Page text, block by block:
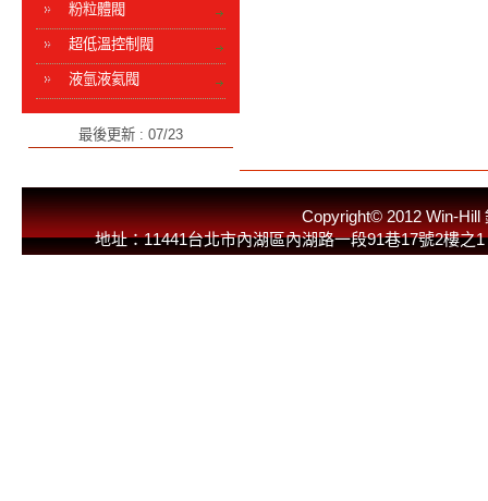
粉粒體閥
超低溫控制閥
液氫液氦閥
最後更新 : 07/23
Copyright© 2012 Win-
地址：11441台北市內湖區內湖路一段91巷17號2樓